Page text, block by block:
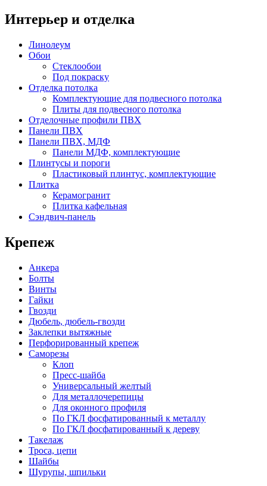
Интерьер и отделка
Линолеум
Обои
Стеклообои
Под покраску
Отделка потолка
Комплектующие для подвесного потолка
Плиты для подвесного потолка
Отделочные профили ПВХ
Панели ПВХ
Панели ПВХ, МДФ
Панели МДФ, комплектующие
Плинтусы и пороги
Пластиковый плинтус, комплектующие
Плитка
Керамогранит
Плитка кафельная
Сэндвич-панель
Крепеж
Анкера
Болты
Винты
Гайки
Гвозди
Дюбель, дюбель-гвозди
Заклепки вытяжные
Перфорированный крепеж
Саморезы
Клоп
Пресс-шайба
Универсальный желтый
Для металлочерепицы
Для оконного профиля
По ГКЛ фосфатированный к металлу
По ГКЛ фосфатированный к дереву
Такелаж
Троса, цепи
Шайбы
Шурупы, шпильки